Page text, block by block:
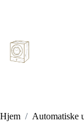
Hjem / Automatiske